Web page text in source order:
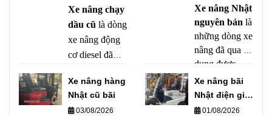
mới, nhiều nhà
máy, kho bãi
và doanh
nghiệp sản
dụng xe nâng
đã qua sử dụng
có chất lượng
khả năng vận
hành ổn định
cùng mức giá
hợp lý, xe
qua sử dụng
mang đến hiệu
quả kinh tế
Xe nâng chạy
dầu cũ là dòng
xe nâng động
cơ diesel đã
được nhập
khẩu hoặc thu
Xe nâng Nhật
nguyên bản là
những dòng xe
nâng đã qua sử
dụng được
nhập khẩu trực
tiếp từ Nhật
Bản, vẫn giữ
Xe nâng hàng
Nhật cũ bãi
03/08/2026
Xe nâng bãi
Nhật điện giá
rẻ01/08/2026